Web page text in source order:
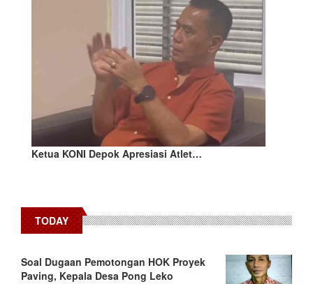
Ketua KONI Depok Apresiasi Atlet…
TODAY
​Soal Dugaan Pemotongan HOK Proyek
Paving, Kepala Desa Pong Leko